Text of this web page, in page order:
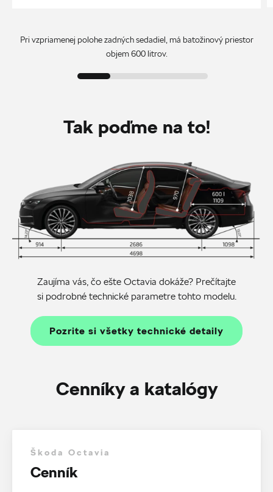
Pri vzpriamenej polohe zadných sedadiel, má batožinový priestor
objem 600 litrov.
Tak poďme na to!
Zaujíma vás, čo ešte Octavia dokáže? Prečítajte
si podrobné technické parametre tohto modelu.
Pozrite si všetky technické detaily
Cenníky a katalógy
Škoda Octavia
Cenník